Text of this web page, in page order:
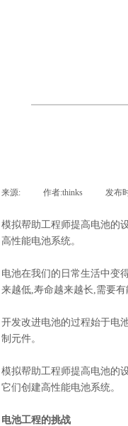
来源: 作者:thinks 发布
模拟帮助工程师提高电池的
高性能电池系统。
电池在我们的日常生活中变
来越低,寿命越来越长,需要
开发改进电池的过程始于电
制元件。
模拟帮助工程师提高电池的
它们创建高性能电池系统。
电池工程的挑战